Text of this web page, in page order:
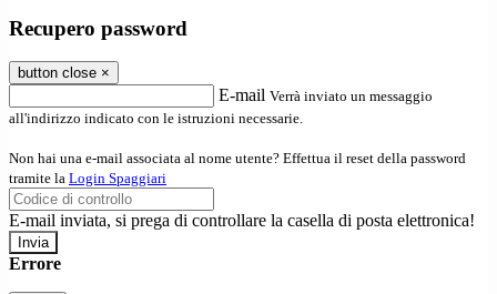
Recupero password
button close ×
E-mail Verrà inviato un messaggio
all'indirizzo indicato con le istruzioni necessarie.
Non hai una e-mail associata al nome utente? Effettua il reset della password
tramite la Login Spaggiari
E-mail inviata, si prega di controllare la casella di posta elettronica!
Errore